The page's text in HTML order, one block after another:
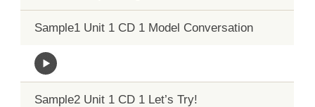
Sample1 Unit 1 CD 1 Model Conversation
Sample2 Unit 1 CD 1 Let’s Try!